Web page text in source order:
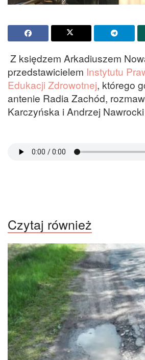
Z księdzem Arkadiuszem
przedstawicielem Instytutu
Edukacji Zdrowotnej, którego
antenie Radia Zachód,
Karczyńska i Andrzej Nawrocki
Czytaj również